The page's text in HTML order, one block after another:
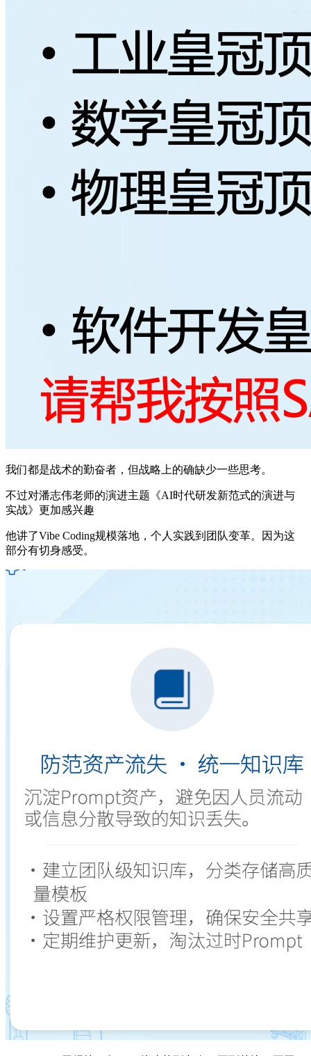
我们都是战术的勤奋者，但战略上的确缺少一些思考。
不过对潘志伟老师的演进主题《AI时代研发新范式的演进与
实战》更加感兴趣
他讲了Vibe Coding规模落地，个人实践到团队变革。因为这
部分有切身感受。